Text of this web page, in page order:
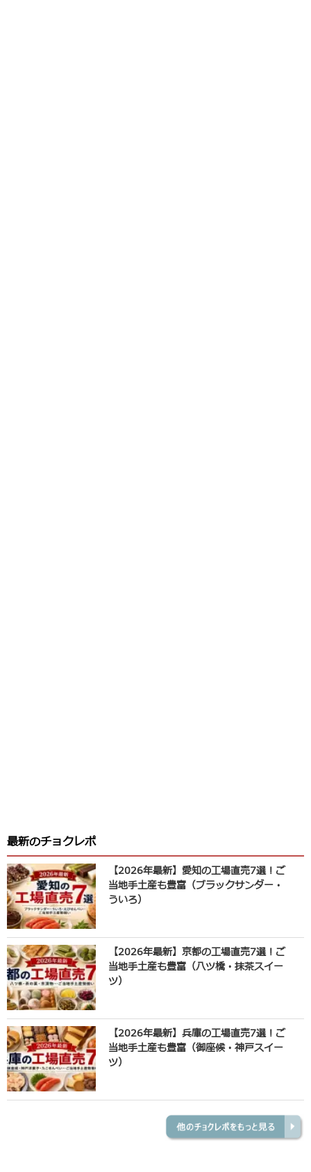
最新のチョクレポ
【2026年最新】愛知の工場直売7選！ご
当地手土産も豊富（ブラックサンダー・
ういろ）
【2026年最新】京都の工場直売7選！ご
当地手土産も豊富（八ツ橋・抹茶スイー
ツ）
【2026年最新】兵庫の工場直売7選！ご
当地手土産も豊富（御座候・神戸スイー
ツ）